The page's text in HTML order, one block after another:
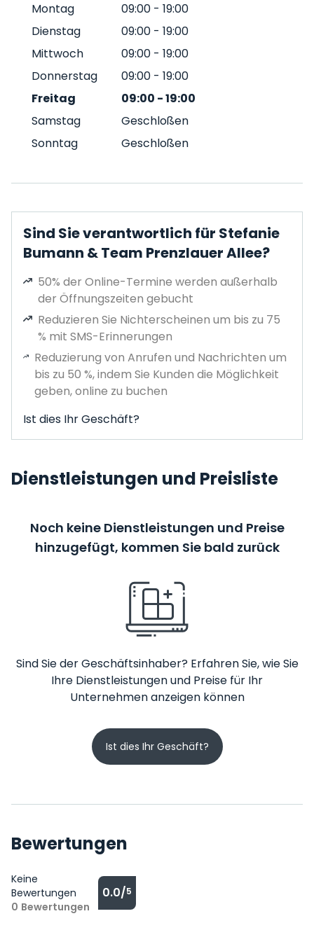
Montag
09:00 - 19:00
Dienstag
09:00 - 19:00
Mittwoch
09:00 - 19:00
Donnerstag
09:00 - 19:00
Freitag
09:00 -19:00
Samstag
Geschloßen
Sonntag
Geschloßen
Sind Sie verantwortlich für Stefanie
Bumann & Team Prenzlauer Allee?
50% der Online-Termine werden außerhalb
der Öffnungszeiten gebucht
Reduzieren Sie Nichterscheinen um bis zu 75
% mit SMS-Erinnerungen
Reduzierung von Anrufen und Nachrichten um
bis zu 50 %, indem Sie Kunden die Möglichkeit
geben, online zu buchen
Ist dies Ihr Geschäft?
Dienstleistungen und Preisliste
Noch keine Dienstleistungen und Preise
hinzugefügt, kommen Sie bald zurück
Sind Sie der Geschäftsinhaber? Erfahren Sie, wie Sie
Ihre Dienstleistungen und Preise für Ihr
Unternehmen anzeigen können
Ist dies Ihr Geschäft?
Bewertungen
Keine
Bewertungen
0 Bewertungen
0.0/5